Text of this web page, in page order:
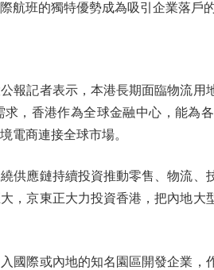
航班的獨特優勢成為吸引企業落戶的
記者表示，本港長期面臨物流用
，香港作為全球金融中心，能為
電商連接全球市場。
應鏈持續投資推動零售、物流、
，京東正大力投資香港，把內地大
際或內地的知名園區開發企業，